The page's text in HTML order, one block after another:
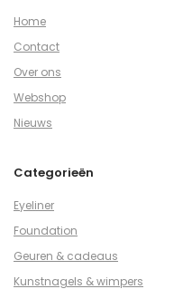
Home
Contact
Over ons
Webshop
Nieuws
Categorieën
Eyeliner
Foundation
Geuren & cadeaus
Kunstnagels & wimpers